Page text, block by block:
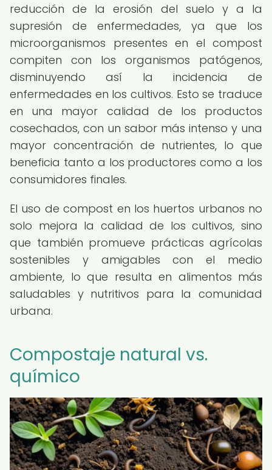
reducción de la erosión del suelo y a la
supresión de enfermedades, ya que los
microorganismos presentes en el compost
compiten con los organismos patógenos,
disminuyendo así la incidencia de
enfermedades en los cultivos. Esto se traduce
en una mayor calidad de los productos
cosechados, con un sabor más intenso y una
mayor concentración de nutrientes, lo que
beneficia tanto a los productores como a los
consumidores finales.
El uso de compost en los huertos urbanos no
solo mejora la calidad de los cultivos, sino
que también promueve prácticas agrícolas
sostenibles y amigables con el medio
ambiente, lo que resulta en alimentos más
saludables y nutritivos para la comunidad
urbana.
Compostaje natural vs.
químico